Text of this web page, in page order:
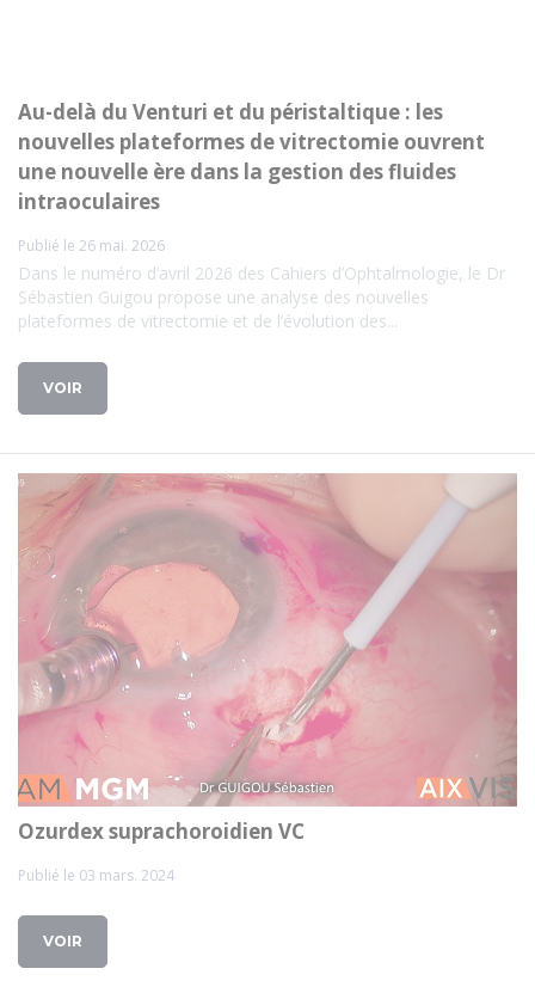
Au-delà du Venturi et du péristaltique : les
nouvelles plateformes de vitrectomie ouvrent
une nouvelle ère dans la gestion des fluides
intraoculaires
Publié le 26 mai. 2026
Dans le numéro d’avril 2026 des Cahiers d’Ophtalmologie, le Dr
Sébastien Guigou propose une analyse des nouvelles
plateformes de vitrectomie et de l’évolution des...
VOIR
Ozurdex suprachoroidien VC
Publié le 03 mars. 2024
VOIR